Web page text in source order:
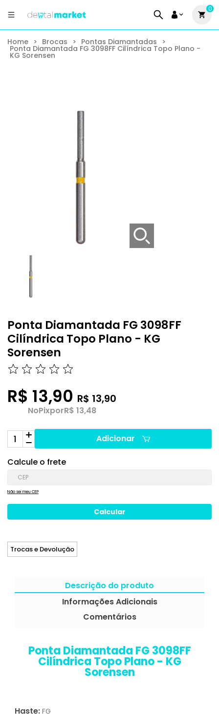
0
Home > Brocas > Pontas Diamantadas >
Ponta Diamantada FG 3098FF Cilíndrica Topo Plano -
KG Sorensen
Ponta Diamantada FG 3098FF
Cilíndrica Topo Plano - KG
Sorensen
R$ 13,90 R$ 13,90
NoPixporR$ 13,48
Adicionar
Calcule o frete
Não sei meu CEP
Trocas e Devolução
Descrição do produto
Informações Adicionais
Comentários
Ponta Diamantada FG 3098FF
Cilíndrica Topo Plano - KG
Sorensen
Haste: FG